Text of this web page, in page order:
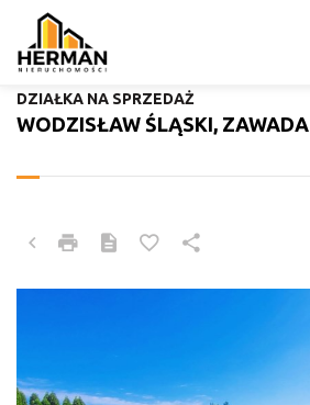
WODZISŁAW ŚLĄSKI, ZAWADA
DZIAŁKA NA SPRZEDAŻ